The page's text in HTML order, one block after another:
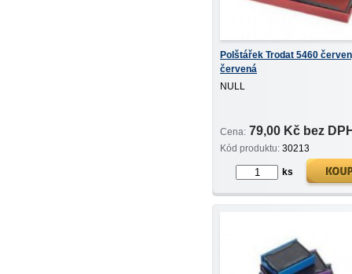
Polštářek Trodat 5460
červená
NULL
Cena: 79,00 Kč bez
Kód produktu: 30213
ks